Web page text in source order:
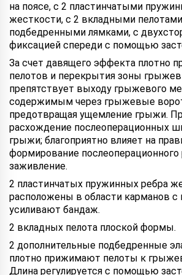
на поясе, с 2 пластинчатыми
жесткости, с 2 вкладными
подбедренными лямками, с
фиксацией спереди с помощью
За счет давящего эффекта плотно
пелотов и перекрытия зоны
препятствует выходу грыжевого
содержимым через грыжевые
предотвращая ущемление грыжи.
расхождение послеоперационных
грыжи; благоприятно влияет на
формирование послеоперационного
заживление.
2 пластинчатых пружинных ребра
расположены в области карманов с
усиливают бандаж.
2 вкладных пелота плоской формы.
2 дополнительные подбедренные
плотно прижимают пелоты к
Длина регулируется с помощью